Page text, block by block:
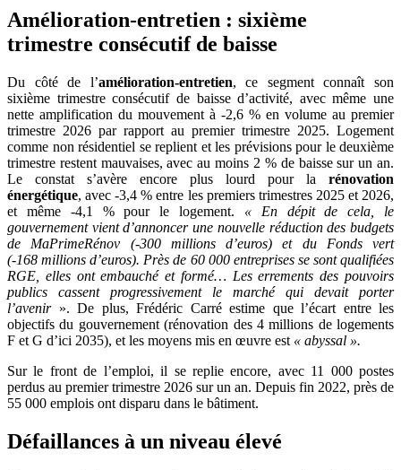
Amélioration-entretien : sixième
trimestre consécutif de baisse
Du côté de l’amélioration-entretien, ce segment connaît son
sixième trimestre consécutif de baisse d’activité, avec même une
nette amplification du mouvement à -2,6 % en volume au premier
trimestre 2026 par rapport au premier trimestre 2025. Logement
comme non résidentiel se replient et les prévisions pour le deuxième
trimestre restent mauvaises, avec au moins 2 % de baisse sur un an.
Le constat s’avère encore plus lourd pour la rénovation
énergétique, avec -3,4 % entre les premiers trimestres 2025 et 2026,
et même -4,1 % pour le logement. «
En dépit de cela, le
gouvernement vient d’annoncer une nouvelle réduction des budgets
de MaPrimeRénov (-300
millions d’euros) et du Fonds vert
(-168 millions d’euros). Près de 60 000 entreprises se sont qualifiées
RGE, elles ont embauché et formé… Les errements des pouvoirs
publics cassent progressivement le marché qui devait porter
l’avenir». De plus, Frédéric Carré estime que l’écart entre les
objectifs du gouvernement (rénovation des 4 millions de logements
F et G d’ici 2035), et les moyens mis en œuvre est « abyssal ».
Sur le front de l’emploi, il se replie encore, avec 11 000 postes
perdus au premier trimestre 2026 sur un an. Depuis fin 2022, près de
55 000 emplois ont disparu dans le bâtiment.
Défaillances à un niveau élevé